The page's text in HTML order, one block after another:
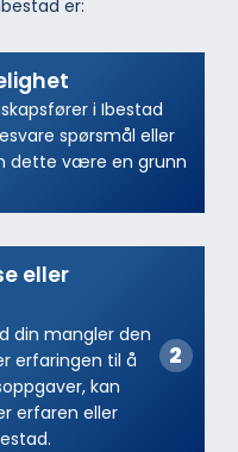
er:
i Ibestad
spørsmål eller
dette være en grunn
eller
din mangler den
erfaringen til å
kan
erfaren eller